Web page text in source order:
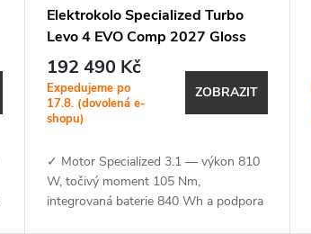
Elektrokolo Specialized Turbo
Levo 4 EVO Comp 2027 Gloss
Warm Smoke / Pistachio
192 490 Kč
Expedujeme po
17.8. (dovolená e-
shopu)
ZOBRAZIT
✓ Motor Specialized 3.1 — výkon 810
W, točivý moment 105 Nm,
integrovaná baterie 840 Wh a podpora